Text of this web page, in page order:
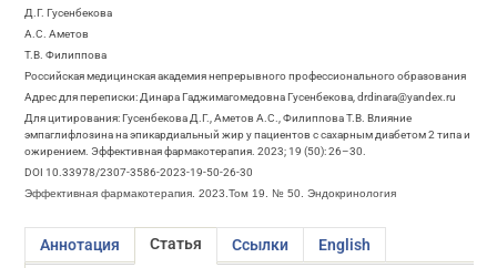
Д.Г. Гусенбекова
А.С. Аметов
Т.В. Филиппова
Российская медицинская академия непрерывного профессионального образования
Адрес для переписки: Динара Гаджимагомедовна Гусенбекова, drdinara@yandex.ru
Для цитирования: Гусенбекова Д.Г., Аметов А.С., Филиппова Т.В. Влияние
эмпаглифлозина на эпикардиальный жир у пациентов с сахарным диабетом 2 типа и
ожирением. Эффективная фармакотерапия. 2023; 19 (50): 26–30.
DOI 10.33978/2307-3586-2023-19-50-26-30
Эффективная фармакотерапия. 2023.Том 19. № 50. Эндокринология
Аннотация Статья Ссылки English